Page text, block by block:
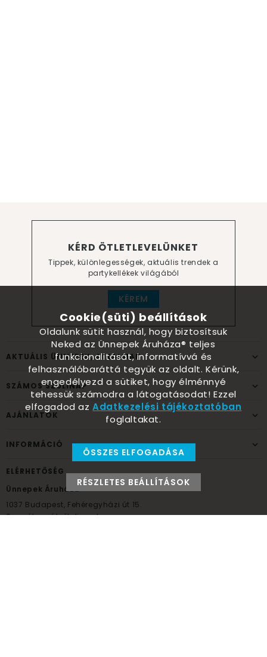
KÉRD ÖTLETLEVELÜNKET
Tippek, különlegességek, aktuális trendek a
partykellékek világából
KÉREM
AKTUÁLIS ÜNNEPEK, ALKALMAK
SZÁMOS SZÜLINAP
AJÁNLATOK
INFORMÁCIÓ
ELÉRHETŐSÉG
Ünnepek Áruháza
1037 Budapest, Fehéregyházi út 15.
Személyes átvételi pont
Cookie(süti) beállítások
Oldalunk sütit használ, hogy biztosítsuk
Neked az Ünnepek Áruháza® teljes
funkcionalitását, informatívvá és
felhasználóbaráttá tegyük az oldalt. Kérünk,
engedélyezd a sütiket, hogy élménnyé
tehessük számodra a látogatásodat! Ezzel
elfogadod azAdatkezelési tájékoztatóban
foglaltakat.
ÖSSZES ELFOGADÁSA
RÉSZLETES BEÁLLÍTÁSOK